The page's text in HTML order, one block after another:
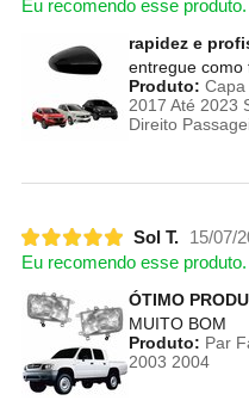
Eu recomendo esse produto.
rapidez e
entregue como
Produto: Capa
2017 Até 2023
Direito
Sol T.
15/07/
Eu recomendo esse produto.
ÓTIMO
MUITO BOM
Produto: Par
2003 2004